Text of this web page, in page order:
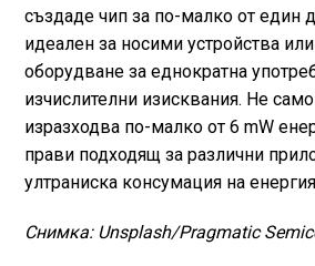
създаде чип за по-малко от един
идеален за носими устройства
оборудване за еднократна
изчислителни изисквания. Не
изразходва по-малко от 6 mW
прави подходящ за различни
ултраниска консумация на
Снимка: Unsplash/Pragmatic